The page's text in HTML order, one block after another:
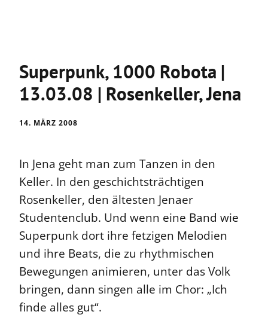
Superpunk, 1000 Robota |
13.03.08 | Rosenkeller, Jena
14. MÄRZ 2008
In Jena geht man zum Tanzen in den
Keller. In den geschichtsträchtigen
Rosenkeller, den ältesten Jenaer
Studentenclub. Und wenn eine Band wie
Superpunk dort ihre fetzigen Melodien
und ihre Beats, die zu rhythmischen
Bewegungen animieren, unter das Volk
bringen, dann singen alle im Chor: „Ich
finde alles gut“.